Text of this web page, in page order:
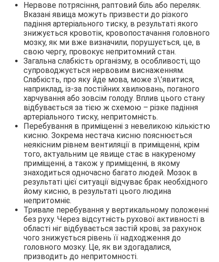
Нервове потрясіння, раптовий біль або переляк.
Вказані явища можуть призвести до різкого
падіння артеріального тиску, в результаті якого
знижується кровотік, кровопостачання головного
мозку, як ми вже визначили, порушується, це, в
свою чергу, провокує непритомний стан.
Загальна слабкість організму, в особливості, що
супроводжується нервовим виснаженням.
Слабкість, про яку йде мова, може з\’явитися,
наприклад, із-за постійних хвилювань, поганого
харчування або зовсім голоду. Вплив цього стану
відбувається за тією ж схемою – різке падіння
артеріального тиску, непритомність.
Перебування в приміщенні з невеликою кількістю
кисню. Зокрема нестача кисню пояснюється
неякісним рівнем вентиляції в приміщенні, крім
того, актуальним це явище стає в накуреному
приміщенні, а також у приміщенні, в якому
знаходиться одночасно багато людей. Мозок в
результаті цієї ситуації відчуває брак необхідного
йому кисню, в результаті цього людина
непритомніє.
Тривале перебування у вертикальному положенні
без руху. Через відсутність рухової активності в
області ніг відбувається застій крові, за рахунок
чого знижується рівень її надходження до
головного мозку. Це, як ви здогадалися,
призводить до непритомності.